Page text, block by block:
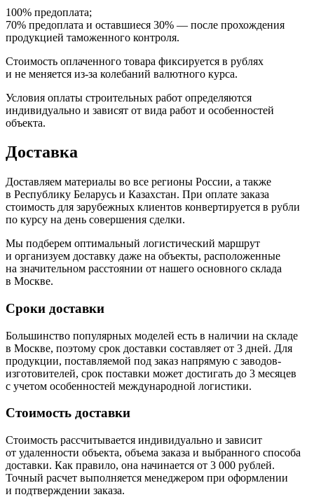
100% предоплата;
70% предоплата и оставшиеся 30% — после прохождения
продукцией таможенного контроля.
Стоимость оплаченного товара фиксируется в рублях
и не меняется из-за колебаний валютного курса.
Условия оплаты строительных работ определяются
индивидуально и зависят от вида работ и особенностей
объекта.
Доставка
Доставляем материалы во все регионы России, а также
в Республику Беларусь и Казахстан. При оплате заказа
стоимость для зарубежных клиентов конвертируется в рубли
по курсу на день совершения сделки.
Мы подберем оптимальный логистический маршрут
и организуем доставку даже на объекты, расположенные
на значительном расстоянии от нашего основного склада
в Москве.
Сроки доставки
Большинство популярных моделей есть в наличии на складе
в Москве, поэтому срок доставки составляет от 3 дней. Для
продукции, поставляемой под заказ напрямую с заводов-
изготовителей, срок поставки может достигать до 3 месяцев
с учетом особенностей международной логистики.
Стоимость доставки
Стоимость рассчитывается индивидуально и зависит
от удаленности объекта, объема заказа и выбранного способа
доставки. Как правило, она начинается от 3 000 рублей.
Точный расчет выполняется менеджером при оформлении
и подтверждении заказа.